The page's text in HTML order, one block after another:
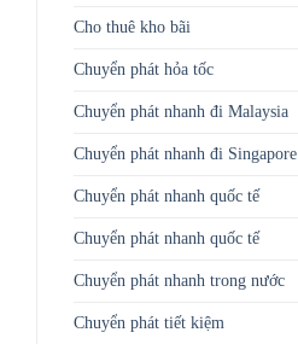
Cho thuê kho bãi
Chuyển phát hỏa tốc
Chuyển phát nhanh đi Malaysia
Chuyển phát nhanh đi Singapore
Chuyển phát nhanh quốc tế
Chuyển phát nhanh quốc tế
Chuyển phát nhanh trong nước
Chuyển phát tiết kiệm